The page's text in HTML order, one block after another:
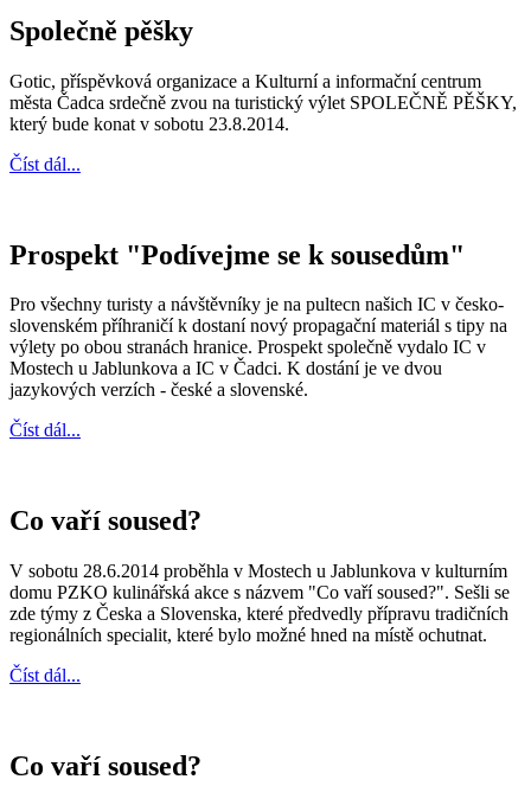
Společně pěšky
Gotic, příspěvková organizace a Kulturní a informační centrum
města Čadca srdečně zvou na turistický výlet SPOLEČNĚ PĚŠKY,
který bude konat v sobotu 23.8.2014.
Číst dál...
Prospekt "Podívejme se k sousedům"
Pro všechny turisty a návštěvníky je na pultecn našich IC v česko-
slovenském příhraničí k dostaní nový propagační materiál s tipy na
výlety po obou stranách hranice. Prospekt společně vydalo IC v
Mostech u Jablunkova a IC v Čadci. K dostání je ve dvou
jazykových verzích - české a slovenské.
Číst dál...
Co vaří soused?
V sobotu 28.6.2014 proběhla v Mostech u Jablunkova v kulturním
domu PZKO kulinářská akce s názvem "Co vaří soused?". Sešli se
zde týmy z Česka a Slovenska, které předvedly přípravu tradičních
regionálních specialit, které bylo možné hned na místě ochutnat.
Číst dál...
Co vaří soused?